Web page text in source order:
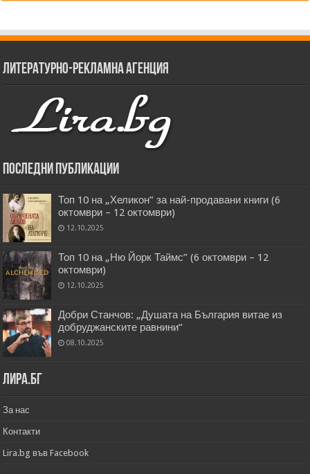
Литературно-рекламна агенция
Последни публикации
Топ 10 на „Хеликон” за най-продавани книги (6
октомври – 12 октомври)
12.10.2025
Топ 10 на „Ню Йорк Таймс” (6 октомври – 12
октомври)
12.10.2025
Добри Станчов: „Душата на България витае из
добруджанските равнини“
08.10.2025
Лира.бг
За нас
Контакти
Lira.bg във Facebook